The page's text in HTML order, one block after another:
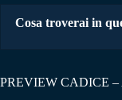
Cosa troverai in
PREVIEW CADICE –